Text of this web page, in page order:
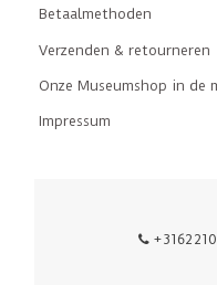
Betaalmethoden
Verzenden & retourneren
Onze Museumshop in de
Impressum